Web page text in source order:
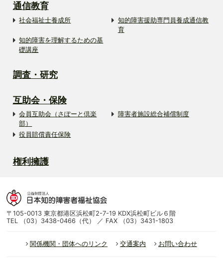
通信教育
社会福祉士養成所
知的障害援助専門員養成通信教
育
知的障害を理解するための基
礎講座
調査・研究
互助会・保険
会員互助会（さぽーと倶楽
部）
障害者施設総合補償制度
役員賠償責任保険
権利擁護
〒105-0013 東京都港区浜松町2-7-19 KDX浜松町ビル６階
TEL （03）3438-0466（代） ／ FAX （03）3431-1803
関係機関・団体へのリンク 交通案内 お問い合わせ